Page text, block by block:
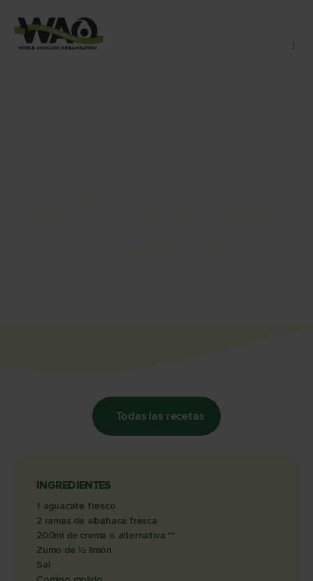
Todas las recetas
INGREDIENTES
1 aguacate fresco
2 ramas de albahaca fresca
200ml de crema o alternativa **
Zumo de ½ limón
Sal